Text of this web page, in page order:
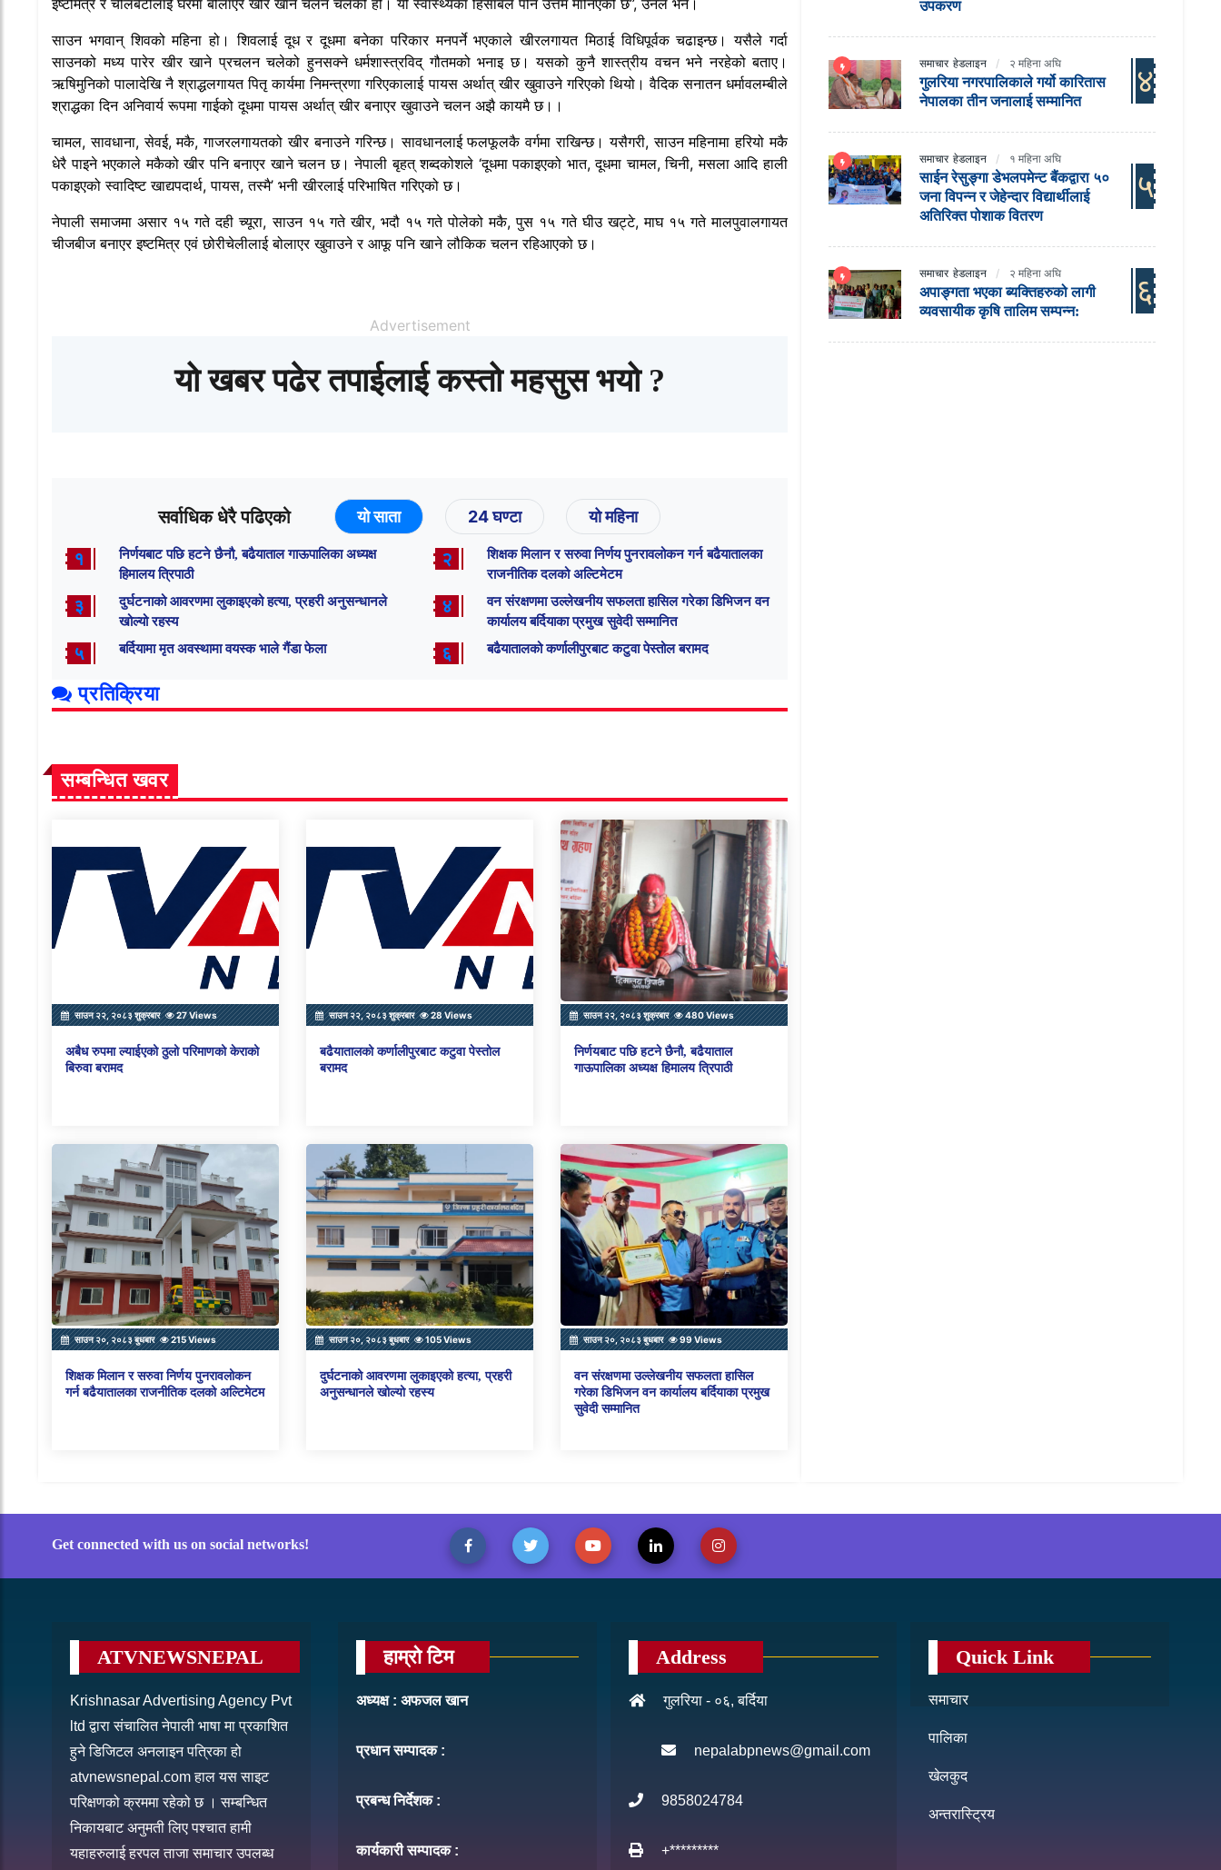
साउन भगवान् शिवको महिना हो। शिवलाई दूध र दूधमा बनेका परिकार मनपर्ने भएकाले खीरलगायत मिठाई विधिपूर्वक चढाइन्छ। यसैले गर्दा
साउनको मध्य पारेर खीर खाने प्रचलन चलेको हुनसक्ने धर्मशास्त्रविद् गौतमको भनाइ छ। यसको कुनै शास्त्रीय वचन भने नरहेको बताए।
ऋषिमुनिको पालादेखि नै श्राद्धलगायत पितृ कार्यमा निमन्त्रणा गरिएकालाई पायस अर्थात् खीर खुवाउने गरिएको थियो। वैदिक सनातन धर्मावलम्बीले
श्राद्धका दिन अनिवार्य रूपमा गाईको दूधमा पायस अर्थात् खीर बनाएर खुवाउने चलन अझै कायमै छ।।
चामल, सावधाना, सेवई, मकै, गाजरलगायतको खीर बनाउने गरिन्छ। सावधानलाई फलफूलकै वर्गमा राखिन्छ। यसैगरी, साउन महिनामा हरियो मकै
धेरै पाइने भएकाले मकैको खीर पनि बनाएर खाने चलन छ। नेपाली बृहत् शब्दकोशले ‘दूधमा पकाइएको भात, दूधमा चामल, चिनी, मसला आदि हाली
पकाइएको स्वादिष्ट खाद्यपदार्थ, पायस, तस्मै’ भनी खीरलाई परिभाषित गरिएको छ।
नेपाली समाजमा असार १५ गते दही च्यूरा, साउन १५ गते खीर, भदौ १५ गते पोलेको मकै, पुस १५ गते घीउ खट्टे, माघ १५ गते मालपुवालगायत
चीजबीज बनाएर इष्टमित्र एवं छोरीचेलीलाई बोलाएर खुवाउने र आफू पनि खाने लौकिक चलन रहिआएको छ।
Advertisement
यो खबर पढेर तपाईलाई कस्तो महसुस भयो ?
सर्वाधिक धेरै पढिएको यो साता 24 घण्टा यो महिना
१
निर्णयबाट पछि हटने छैनौ, बढैयाताल गाऊपालिका अध्यक्ष
हिमालय त्रिपाठी
२
शिक्षक मिलान र सरुवा निर्णय पुनरावलोकन गर्न बढैयातालका
राजनीतिक दलको अल्टिमेटम
३
दुर्घटनाको आवरणमा लुकाइएको हत्या, प्रहरी अनुसन्धानले
खोल्यो रहस्य
४
वन संरक्षणमा उल्लेखनीय सफलता हासिल गरेका डिभिजन वन
कार्यालय बर्दियाका प्रमुख सुवेदी सम्मानित
५ बर्दियामा मृत अवस्थामा वयस्क भाले गैंडा फेला ६ बढैयातालको कर्णालीपुरबाट कटुवा पेस्तोल बरामद
प्रतिक्रिया
सम्बन्धित खवर
साउन २२, २०८३ शुक्रबार 27 Views
अबैध रुपमा ल्याईएको ठुलो परिमाणको केराको
बिरुवा बरामद
साउन २२, २०८३ शुक्रबार 28 Views
बढैयातालको कर्णालीपुरबाट कटुवा पेस्तोल
बरामद
साउन २२, २०८३ शुक्रबार 480 Views
निर्णयबाट पछि हटने छैनौ, बढैयाताल
गाऊपालिका अध्यक्ष हिमालय त्रिपाठी
साउन २०, २०८३ बुधबार 215 Views
शिक्षक मिलान र सरुवा निर्णय पुनरावलोकन
गर्न बढैयातालका राजनीतिक दलको अल्टिमेटम
साउन २०, २०८३ बुधबार 105 Views
दुर्घटनाको आवरणमा लुकाइएको हत्या, प्रहरी
अनुसन्धानले खोल्यो रहस्य
साउन २०, २०८३ बुधबार 99 Views
वन संरक्षणमा उल्लेखनीय सफलता हासिल
गरेका डिभिजन वन कार्यालय बर्दियाका प्रमुख
सुवेदी सम्मानित
उपकरण
समाचार हेडलाइन २ महिना अघि
गुलरिया नगरपालिकाले गर्यो कारितास
नेपालका तीन जनालाई सम्मानित
४
समाचार हेडलाइन १ महिना अघि
साईन रेसुङ्गा डेभलपमेन्ट बैंकद्वारा ५०
जना विपन्न र जेहेन्दार विद्यार्थीलाई
अतिरिक्त पोशाक वितरण
५
समाचार हेडलाइन २ महिना अघि
अपाङ्गता भएका ब्यक्तिहरुको लागी
व्यवसायीक कृषि तालिम सम्पन्न:
६
Get connected with us on social networks!
ATVNEWSNEPAL
Krishnasar Advertising Agency Pvt
ltd द्वारा संचालित नेपाली भाषा मा प्रकाशित
हुने डिजिटल अनलाइन पत्रिका हो
atvnewsnepal.com हाल यस साइट
परिक्षणको क्रममा रहेको छ । सम्बन्धित
निकायबाट अनुमती लिए पश्चात हामी
यहाहरुलाई हरपल ताजा समाचार उपलब्ध
हाम्रो टिम
अध्यक्ष : अफजल खान
प्रधान सम्पादक :
प्रबन्ध निर्देशक :
कार्यकारी सम्पादक :
Address
गुलरिया - ०६, बर्दिया
nepalabpnews@gmail.com
9858024784
+*********
Quick Link
समाचार
पालिका
खेलकुद
अन्तरास्ट्रिय